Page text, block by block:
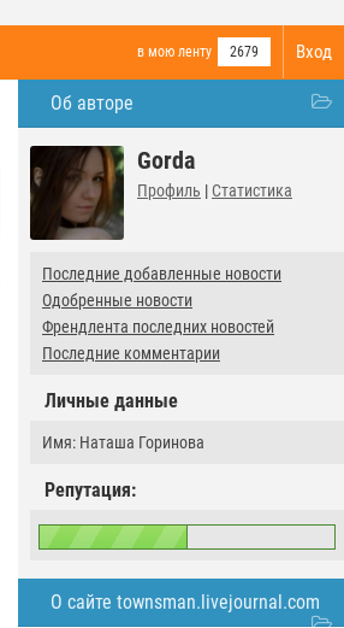
Вход
в мою ленту 2679
Об авторе
Gorda
Профиль | Статистика
Последние добавленные новости
Одобренные новости
Френдлента последних новостей
Последние комментарии
Личные данные
Имя: Наташа Горинова
Репутация:
О сайте townsman.livejournal.com